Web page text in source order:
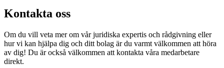
Kontakta oss
Om du vill veta mer om vår juridiska expertis och rådgivning eller
hur vi kan hjälpa dig och ditt bolag är du varmt välkommen att höra
av dig! Du är också välkommen att kontakta våra medarbetare
direkt.